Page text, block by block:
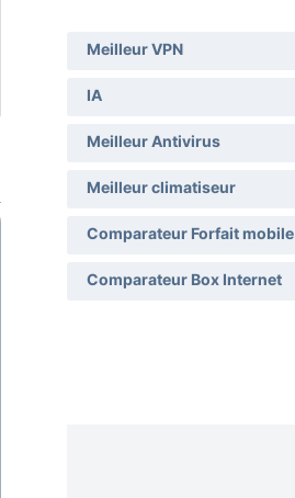
Meilleur VPN
IA
Meilleur Antivirus
Meilleur climatiseur
Comparateur Forfait mobile
Comparateur Box Internet